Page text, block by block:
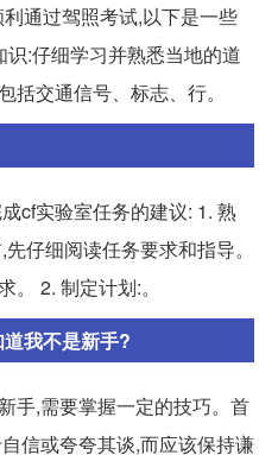
通过驾照考试,以下是一些
:仔细学习并熟悉当地的道
括交通信号、标志、行。
cf实验室任务的建议: 1. 熟
仔细阅读任务要求和指导。
2. 制定计划:。
我不是新手?
手,需要掌握一定的技巧。首
信或夸夸其谈,而应该保持谦